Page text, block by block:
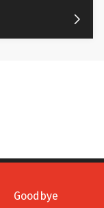

Goodbye